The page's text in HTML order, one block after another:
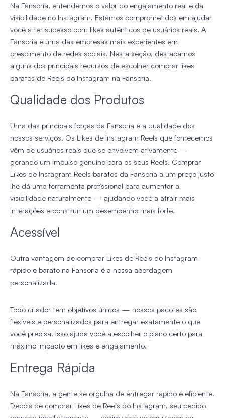
Na Fansoria, entendemos o valor do engajamento real e da
visibilidade no Instagram. Estamos comprometidos em ajudar
você a ter sucesso com likes autênticos de usuários reais. A
Fansoria é uma das empresas mais experientes em
crescimento de redes sociais. Nesta seção, destacamos
alguns dos principais recursos de escolher comprar likes
baratos de Reels do Instagram na Fansoria.
Qualidade dos Produtos
Uma das principais forças da Fansoria é a qualidade dos
nossos serviços. Os Likes de Instagram Reels que fornecemos
vêm de usuários reais que se envolvem ativamente —
gerando um impulso genuíno para os seus Reels. Comprar
Likes de Instagram Reels baratos da Fansoria a um preço justo
lhe dá uma ferramenta profissional para aumentar a
visibilidade naturalmente — ajudando você a atrair mais
interações e construir um desempenho mais forte.
Acessível
Outra vantagem de comprar Likes de Reels do Instagram
rápido e barato na Fansoria é a nossa abordagem
personalizada.
Todo criador tem objetivos únicos — nossos pacotes são
flexíveis e personalizados para entregar exatamente o que
você precisa. Isso ajuda você a escolher o plano certo para
máximo impacto em likes e engajamento.
Entrega Rápida
Na Fansoria, a gente se orgulha de entregar rápido e eficiente.
Depois de comprar Likes de Reels do Instagram, seu pedido